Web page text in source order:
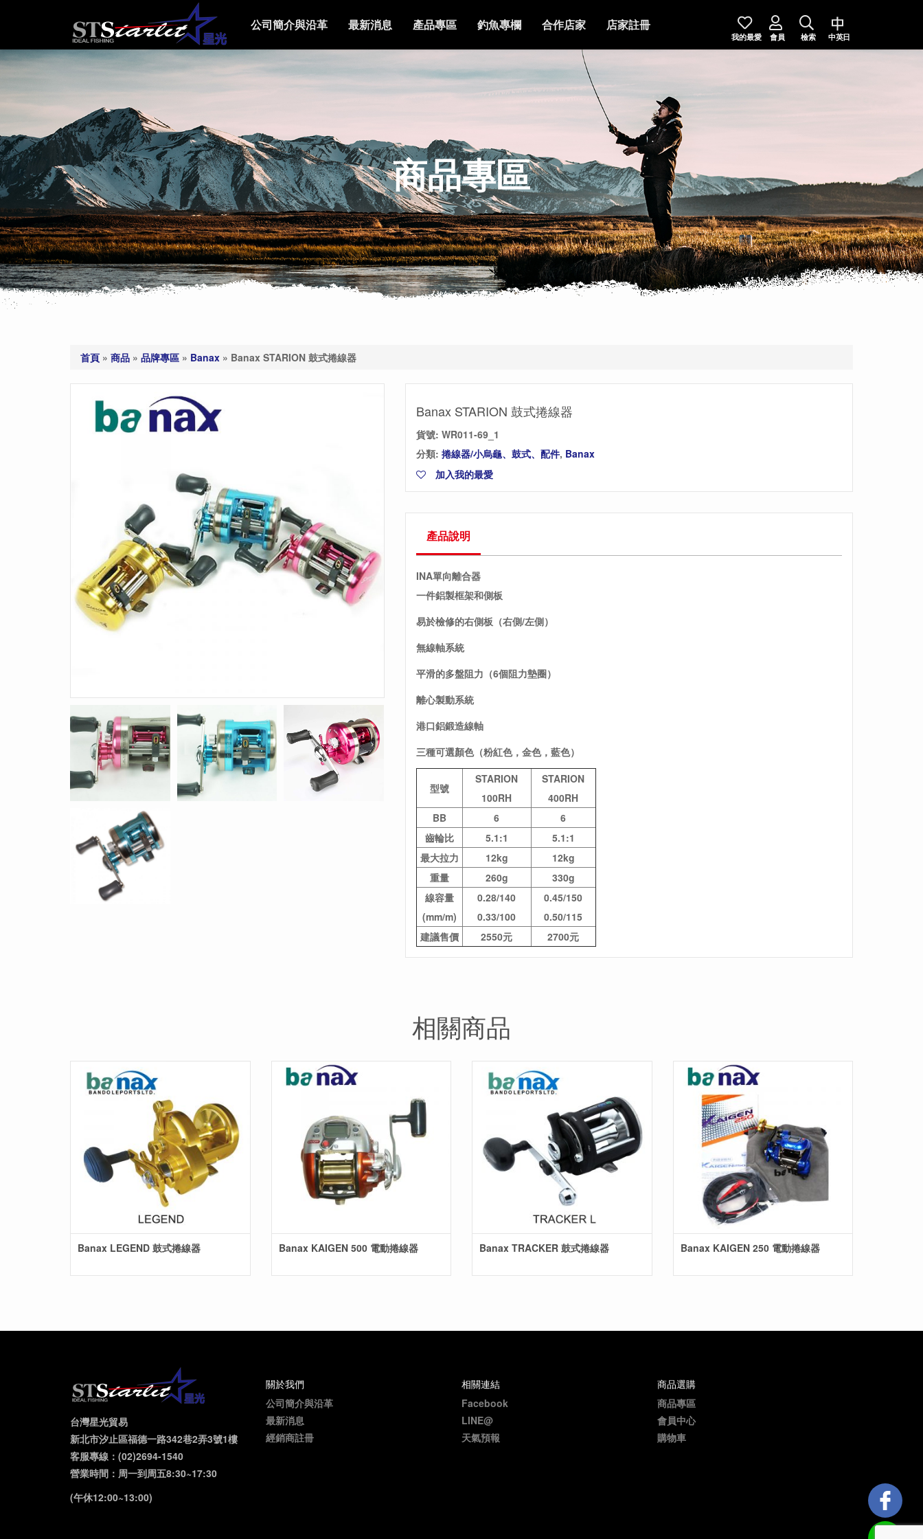
公司簡介與沿革 最新消息 產品專區 釣魚專欄 合作店家 店家註冊
我的最愛 會員 檢索 中英日
商品專區
首頁 » 商品 » 品牌專區 » Banax » Banax STARION 鼓式捲線器
Banax STARION 鼓式捲線器
貨號: WR011-69_1
分類: 捲線器/小烏龜、鼓式、配件, Banax
加入我的最愛
產品說明
INA單向離合器
一件鋁製框架和側板
易於檢修的右側板（右側/左側）
無線軸系統
平滑的多盤阻力（6個阻力墊圈）
離心製動系統
港口鋁鍛造線軸
三種可選顏色（粉紅色，金色，藍色）
型號
STARION
100RH
STARION
400RH
BB
6
6
齒輪比
5.1:1
5.1:1
最大拉力
12kg
12kg
重量
260g
330g
線容量
(mm/m)
0.28/140
0.33/100
0.45/150
0.50/115
建議售價
2550元 2700元
相關商品
Banax LEGEND 鼓式捲線器 Banax KAIGEN 500 電動捲線器 Banax TRACKER 鼓式捲線器 Banax KAIGEN 250 電動捲線器
台灣星光貿易
新北市汐止區福德一路342巷2弄3號1樓
客服專線：(02)2694-1540
營業時間：周一到周五8:30~17:30
(午休12:00~13:00)
關於我們
公司簡介與沿革
最新消息
經銷商註冊
相關連結
Facebook
LINE@
天氣預報
商品選購
商品專區
會員中心
購物車